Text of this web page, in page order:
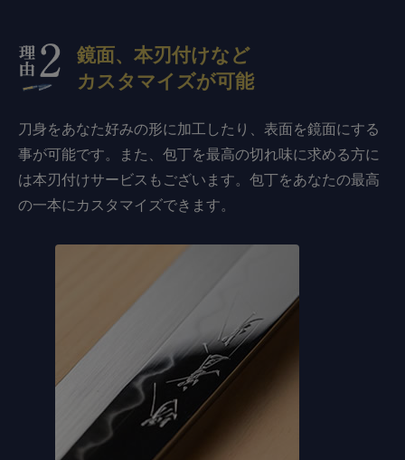
鏡面、本刃付けなど
カスタマイズが可能
刀身をあなた好みの形に加工したり、表面を鏡面にする
事が可能です。また、包丁を最高の切れ味に求める方に
は本刃付けサービスもございます。包丁をあなたの最高
の一本にカスタマイズできます。